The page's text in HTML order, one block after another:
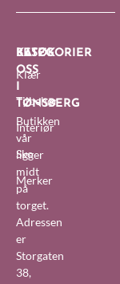
BESØK
OSS
TØNSBERG
Butikken
vår
ligger
midt
på
torget.
Adressen
er
Storgaten
38,
KATEGORIER
Klær
Tilbehør
Interiør
Sko
Merker